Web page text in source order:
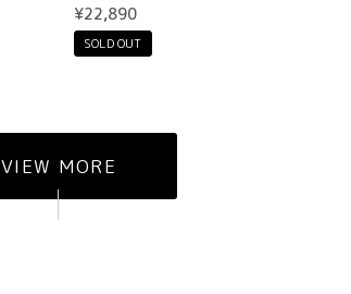
¥22,890
SOLD OUT
VIEW MORE